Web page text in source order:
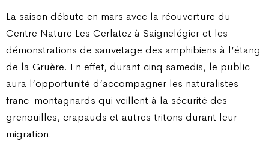
La saison débute en mars avec la réouverture du
Centre Nature Les Cerlatez à Saignelégier et les
démonstrations de sauvetage des amphibiens à l’étang
de la Gruère. En effet, durant cinq samedis, le public
aura l’opportunité d’accompagner les naturalistes
franc-montagnards qui veillent à la sécurité des
grenouilles, crapauds et autres tritons durant leur
migration.